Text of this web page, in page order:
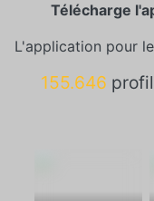
Télécharge
L'application pour
155.646